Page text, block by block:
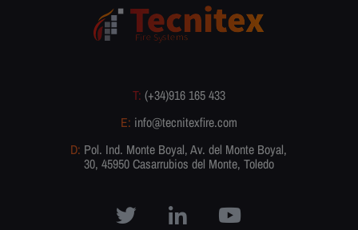
T: (+34)916 165 433
E: info@tecnitexfire.com
D: Pol. Ind. Monte Boyal, Av. del Monte Boyal,
30, 45950 Casarrubios del Monte, Toledo